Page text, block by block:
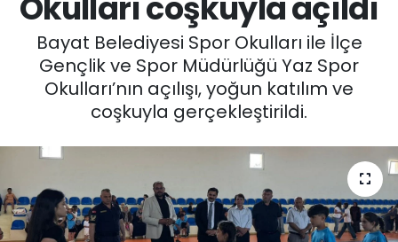
Bayat Belediyesi Spor Okulları ile İlçe
Gençlik ve Spor Müdürlüğü Yaz Spor
Okulları’nın açılışı, yoğun katılım ve
coşkuyla gerçekleştirildi.
SİYASET
EĞİTİM
SPOR
Tüm Manşetler
Son Dakika Haberleri